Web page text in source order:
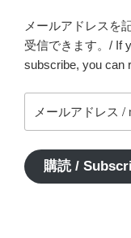
メールアドレスを
受信できます。/ If
subscribe, you can
ー
ア
ド
購読 /